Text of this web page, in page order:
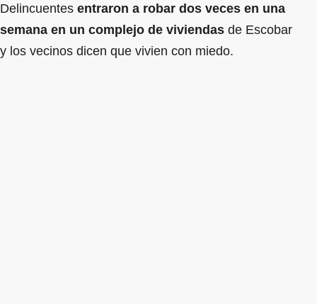
Delincuentes entraron a robar dos veces en una
semana en un complejo de viviendas de Escobar
y los vecinos dicen que vivien con miedo.